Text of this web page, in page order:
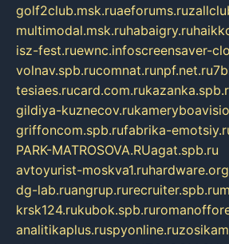
golf2club.msk.ruaeforums.ru
multimodal.msk.ruhabaigry.ru
isz-fest.ruewnc.infoscreensaver-
volnav.spb.rucomnat.runpf.net.ru
tesiaes.rucard.com.ru
gildiya-kuznecov.ru
griffoncom.spb.rufabrika-
PARK-MATROSOVA.RUagat.spb.ru
avtoyurist-moskva1.ru
dg-lab.ruangrup.rurecruiter.spb.ru
krsk124.rukubok.spb.ru
analitikaplus.ruspyonline.ru